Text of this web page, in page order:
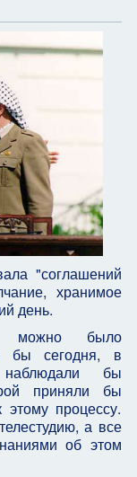
"соглашений
хранимое
день.
можно было
бы сегодня, в
наблюдали бы
приняли бы
процессу.
а все
об этом